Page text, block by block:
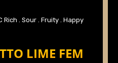
Rich .Sour .Fruity .Happy
LIME FEM